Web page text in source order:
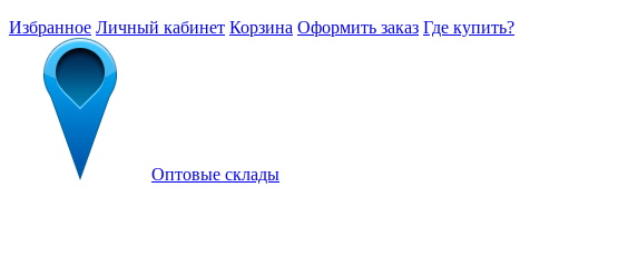
Избранное Личный кабинет Корзина Оформить заказ Где купить?
Оптовые склады